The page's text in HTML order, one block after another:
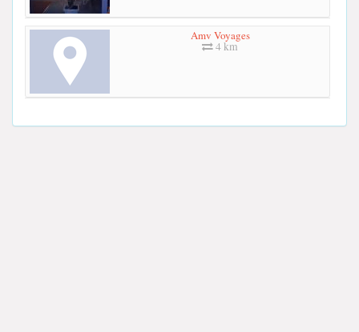
Amv Voyages
4 km